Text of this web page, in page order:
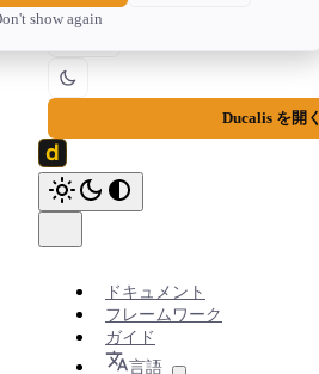
Ducalis を開く
ドキュメント
フレームワーク
ガイド
言語
show again